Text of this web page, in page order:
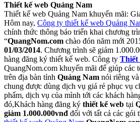
Thiết kế web Quảng Nam
Thiết kế web Quảng Nam khuyến mãi:
Hôm nay, Công ty thiết kế web Quảng
chính thức thông báo triển khai chương
“QuangNom.com chào đón năm mới
01/03/2014. Chương trình sẽ giảm
hàng đăng ký thiết kế web. Công ty Thiết
QuangNom.com khuyến mãi để giúp các
trên địa bàn tỉnh Quảng Nam nói riêng
chung được dùng dịch vụ giá rẻ phục vụ
phẩm, dịch vụ của mình tới các khách
đó,Khách hàng đăng ký thiết kế web tại
giảm 1.000.000vnđ đối với tất cả các gói